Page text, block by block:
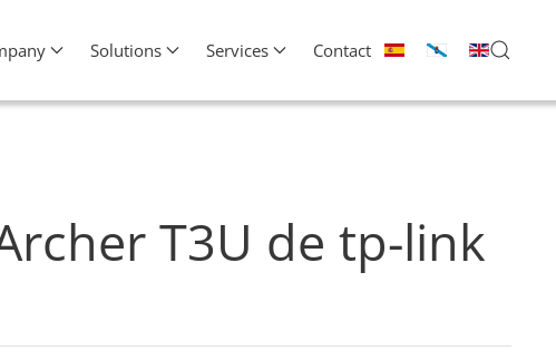
Solutions Services Contact
T3U de tp-link